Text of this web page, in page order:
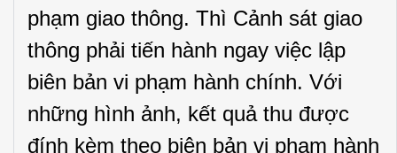
phạm giao thông. Thì Cảnh sát giao
thông phải tiến hành ngay việc lập
biên bản vi phạm hành chính. Với
những hình ảnh, kết quả thu được
đính kèm theo biên bản vi phạm hành